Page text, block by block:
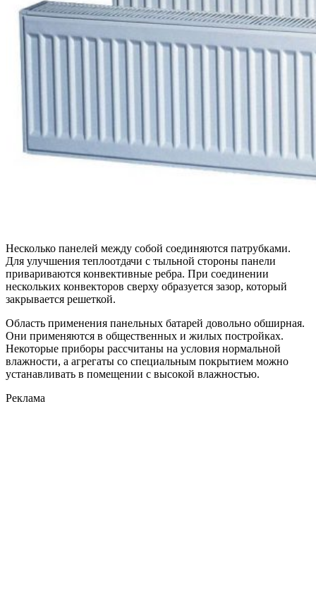
Несколько панелей между собой соединяются патрубками.
Для улучшения теплоотдачи с тыльной стороны панели
привариваются конвективные ребра. При соединении
нескольких конвекторов сверху образуется зазор, который
закрывается решеткой.
Область применения панельных батарей довольно обширная.
Они применяются в общественных и жилых постройках.
Некоторые приборы рассчитаны на условия нормальной
влажности, а агрегаты со специальным покрытием можно
устанавливать в помещении с высокой влажностью.
Реклама